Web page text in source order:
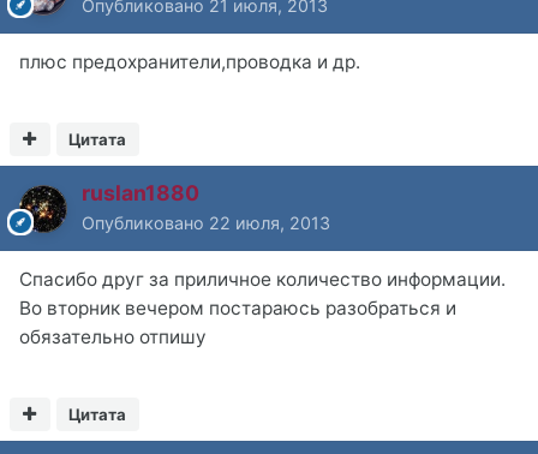
Опубликовано 21 июля, 2013
плюс предохранители,проводка и др.
Цитата
ruslan1880
Опубликовано 22 июля, 2013
Спасибо друг за приличное количество информации.
Во вторник вечером постараюсь разобраться и
обязательно отпишу
Цитата